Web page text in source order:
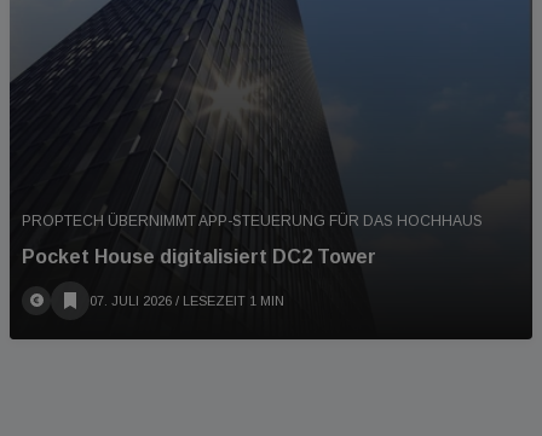
PROPTECH ÜBERNIMMT APP-STEUERUNG FÜR DAS HOCHHAUS
Pocket House digitalisiert DC2 Tower
07. JULI 2026 / LESEZEIT 1 MIN